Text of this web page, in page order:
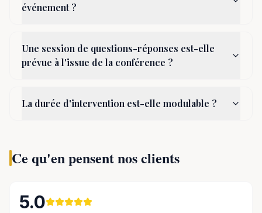
événement ?
Une session de questions-réponses est-elle
prévue à l'issue de la conférence ?
La durée d'intervention est-elle modulable ?
Ce qu'en pensent nos clients
5.0